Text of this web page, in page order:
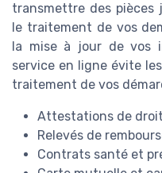
transmettre des pièces
le traitement de vos
la mise à jour de vos
service en ligne évite
traitement de vos
Attestations de
Relevés de
Contrats santé et